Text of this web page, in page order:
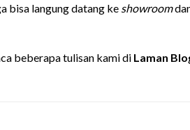
bisa langung datang ke showroom
beberapa tulisan kami di Laman